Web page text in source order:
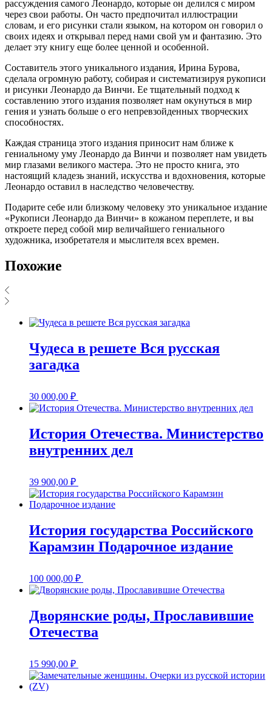
рассуждения самого Леонардо, которые он делился с миром
через свои работы. Он часто предпочитал иллюстрации
словам, и его рисунки стали языком, на котором он говорил о
своих идеях и открывал перед нами свой ум и фантазию. Это
делает эту книгу еще более ценной и особенной.
Составитель этого уникального издания, Ирина Бурова,
сделала огромную работу, собирая и систематизируя рукописи
и рисунки Леонардо да Винчи. Ее тщательный подход к
составлению этого издания позволяет нам окунуться в мир
гения и узнать больше о его непревзойденных творческих
способностях.
Каждая страница этого издания приносит нам ближе к
гениальному уму Леонардо да Винчи и позволяет нам увидеть
мир глазами великого мастера. Это не просто книга, это
настоящий кладезь знаний, искусства и вдохновения, которые
Леонардо оставил в наследство человечеству.
Подарите себе или близкому человеку это уникальное издание
«Рукописи Леонардо да Винчи» в кожаном переплете, и вы
откроете перед собой мир величайшего гениального
художника, изобретателя и мыслителя всех времен.
Похожие
Чудеса в решете Вся русская
загадка
30 000,00 ₽
История Отечества. Министерство
внутренних дел
39 900,00 ₽
История государства Российского
Карамзин Подарочное издание
100 000,00 ₽
Дворянские роды, Прославившие
Отечества
15 990,00 ₽